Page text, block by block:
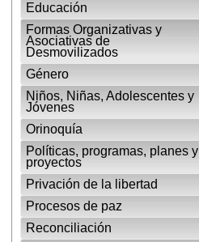
Educación
Formas Organizativas y
Asociativas de
Desmovilizados
Género
Niños, Niñas, Adolescentes y
Jóvenes
Orinoquía
Políticas, programas, planes y
proyectos
Privación de la libertad
Procesos de paz
Reconciliación